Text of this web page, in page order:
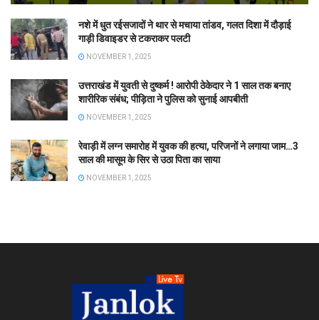
नशे में धुत रईसजादों ने थार से मचाया तांडव, गलत दिशा में दौड़ाई
गाड़ी डिवाइडर से टकराकर पलटी
NOVEMBER 1, 2025
उत्तराखंड में युवती से दुष्कर्म ! आरोपी ठेकेदार ने 1 साल तक बनाए
शारीरिक संबंध; पीड़िता ने पुलिस को सुनाई आपबीती
NOVEMBER 1, 2025
रेवाड़ी में लग्न समारोह में युवक की हत्या, परिजनों ने लगाया जाम…3
साल की मासूम के सिर से उठा पिता का साया
NOVEMBER 1, 2025